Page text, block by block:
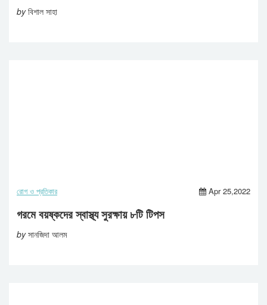
byবিশাল সাহা
রোগ ও প্রতিকার Apr 25,2022
গরমে বয়ষ্কদের স্বাস্থ্য সুরক্ষায় ৮টি টিপস
byসানজিদা আলম